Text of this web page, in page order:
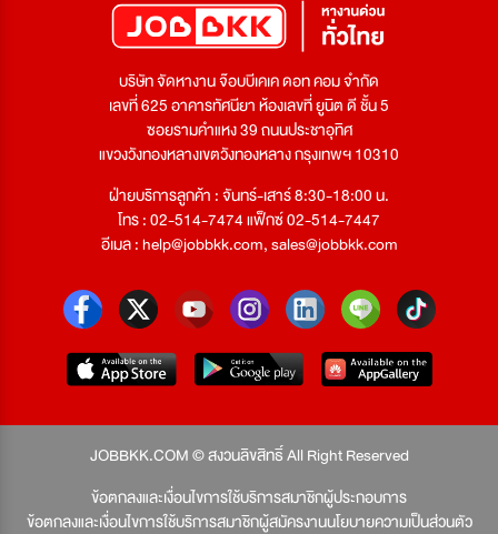
บริษัท จัดหางาน จ๊อบบีเคเค ดอท คอม จำกัด
เลขที่ 625 อาคารทัศนียา ห้องเลขที่ ยูนิต ดี ชั้น 5
ซอยรามคำแหง 39 ถนนประชาอุทิศ
แขวงวังทองหลางเขตวังทองหลาง กรุงเทพฯ 10310
ฝ่ายบริการลูกค้า : จันทร์-เสาร์ 8:30-18:00 น.
โทร : 02-514-7474 แฟ็กซ์ 02-514-7447
อีเมล :help@jobbkk.com,sales@jobbkk.com
JOBBKK.COM © สงวนลิขสิทธิ์ All Right Reserved
ข้อตกลงและเงื่อนไขการใช้บริการสมาชิกผู้ประกอบการ
ข้อตกลงและเงื่อนไขการใช้บริการสมาชิกผู้สมัครงานนโยบายความเป็นส่วนตัว